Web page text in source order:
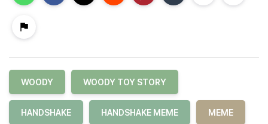
WOODY WOODY TOY STORY
HANDSHAKE HANDSHAKE MEME MEME